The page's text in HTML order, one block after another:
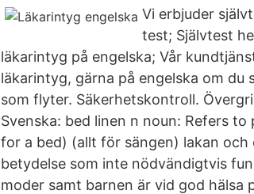
Vi erbjuder
test; Självtest
läkarintyg på engelska; Vår
läkarintyg, gärna på engelska om du
som flyter. Säkerhetskontroll.
Svenska: bed linen n noun: Refers
for a bed) (allt för sängen) lakan
betydelse som inte nödvändigtvis
moder samt barnen är vid god hälsa